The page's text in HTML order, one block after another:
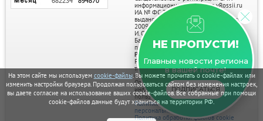
На этом сайте мы используем cookie-файлы. Вы можете прочитать о cookie-файлах или
изменить настройки браузера. Продолжая пользоваться сайтом без изменения настроек,
вы даете согласие на использование ваших cookie-файлов. Все собранные при помощи
cookie-файлов данные будут храниться на территории РФ.
НЕ ПРОПУСТИ!
Главные новости региона
в вашей почте!
ПОДПИСАТЬСЯ
информационного агентства vRossii.ru
ИА № ФС 77‑35502
выдано РОСКОМНАДЗОРом 04 марта
2009г.
И. О. Главного редактора Нарыков А. Н.
Баннеры на портале размещаются на
правах рекламы.
Реклама на портале:
Рекламное агентство "Умный маркетинг"
тел. 7-910-267-70-40,
email: umnyy.marketing@yandex.ru
Отдельные публикации могут содержать
информацию, не предназначенную для
пользователей до 18 лет.
Политика в отношении обработки
персональных данных
Политика обработки файлов cookie